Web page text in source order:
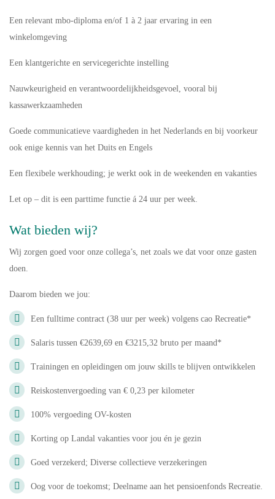
Een relevant mbo-diploma en/of 1 à 2 jaar ervaring in een
winkelomgeving
Een klantgerichte en servicegerichte instelling
Nauwkeurigheid en verantwoordelijkheidsgevoel, vooral bij
kassawerkzaamheden
Goede communicatieve vaardigheden in het Nederlands en bij voorkeur
ook enige kennis van het Duits en Engels
Een flexibele werkhouding; je werkt ook in de weekenden en vakanties
Let op – dit is een parttime functie á 24 uur per week.
Wat bieden wij?
Wij zorgen goed voor onze collega’s, net zoals we dat voor onze gasten
doen.
Daarom bieden we jou:
Een fulltime contract (38 uur per week) volgens cao Recreatie*
Salaris tussen €2639,69 en €3215,32 bruto per maand*
Trainingen en opleidingen om jouw skills te blijven ontwikkelen
Reiskostenvergoeding van € 0,23 per kilometer
100% vergoeding OV-kosten
Korting op Landal vakanties voor jou én je gezin
Goed verzekerd; Diverse collectieve verzekeringen
Oog voor de toekomst; Deelname aan het pensioenfonds Recreatie.